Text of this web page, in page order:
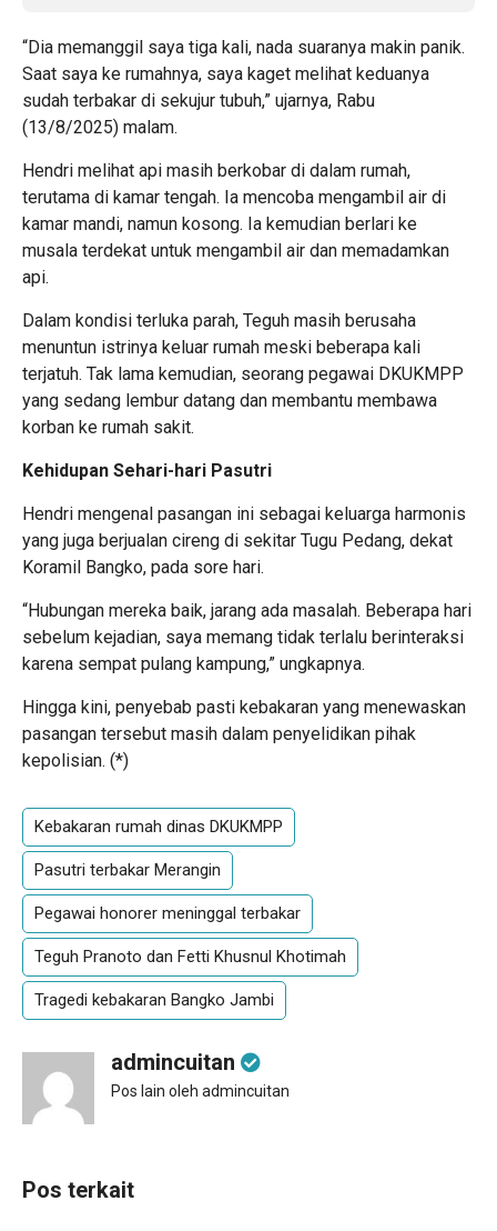
“Dia memanggil saya tiga kali, nada suaranya makin panik.
Saat saya ke rumahnya, saya kaget melihat keduanya
sudah terbakar di sekujur tubuh,” ujarnya, Rabu
(13/8/2025) malam.
Hendri melihat api masih berkobar di dalam rumah,
terutama di kamar tengah. Ia mencoba mengambil air di
kamar mandi, namun kosong. Ia kemudian berlari ke
musala terdekat untuk mengambil air dan memadamkan
api.
Dalam kondisi terluka parah, Teguh masih berusaha
menuntun istrinya keluar rumah meski beberapa kali
terjatuh. Tak lama kemudian, seorang pegawai DKUKMPP
yang sedang lembur datang dan membantu membawa
korban ke rumah sakit.
Kehidupan Sehari-hari Pasutri
Hendri mengenal pasangan ini sebagai keluarga harmonis
yang juga berjualan cireng di sekitar Tugu Pedang, dekat
Koramil Bangko, pada sore hari.
“Hubungan mereka baik, jarang ada masalah. Beberapa hari
sebelum kejadian, saya memang tidak terlalu berinteraksi
karena sempat pulang kampung,” ungkapnya.
Hingga kini, penyebab pasti kebakaran yang menewaskan
pasangan tersebut masih dalam penyelidikan pihak
kepolisian. (*)
Kebakaran rumah dinas DKUKMPP
Pasutri terbakar Merangin
Pegawai honorer meninggal terbakar
Teguh Pranoto dan Fetti Khusnul Khotimah
Tragedi kebakaran Bangko Jambi
admincuitan
Pos lain oleh admincuitan
Pos terkait